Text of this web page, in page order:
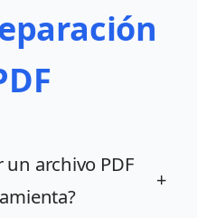
un archivo PDF
+